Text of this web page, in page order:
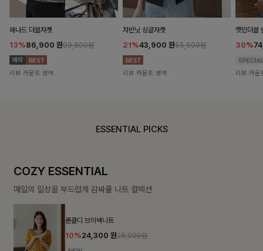
래나드 더블자켓
13%86,900 원99,800원
리뷰 카운트 영역
자빈닛 싱글자켓
21%43,900 원55,500원
리뷰 카운트 영역
캣민더블
30%
리뷰 카운
ESSENTIAL PICKS
COZY ESSENTIAL
매일의 일상을 부드럽게 감싸줄 니트 컬렉션
론클디 브이넥니트
10%24,300원26,900원